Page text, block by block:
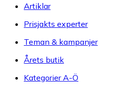
Artiklar
Prisjakts experter
Teman & kampanjer
Årets butik
Kategorier A-Ö